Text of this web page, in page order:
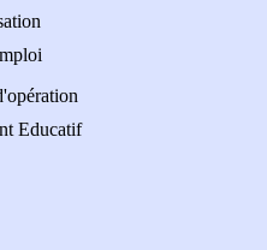
Educatif